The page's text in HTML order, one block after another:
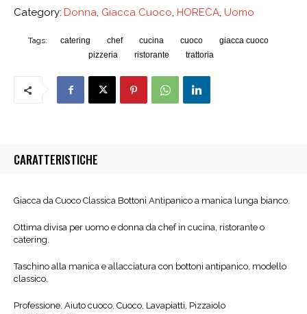
Category: Donna, Giacca Cuoco, HORECA, Uomo
Tags: catering chef cucina cuoco
giacca cuoco
pizzeria
ristorante trattoria
CARATTERISTICHE
Giacca da Cuoco Classica Bottoni Antipanico a manica lunga bianco.
Ottima divisa per uomo e donna da chef in cucina, ristorante o
catering.
Taschino alla manica e allacciatura con bottoni antipanico, modello
classico.
Professione: Aiuto cuoco, Cuoco, Lavapiatti, Pizzaiolo